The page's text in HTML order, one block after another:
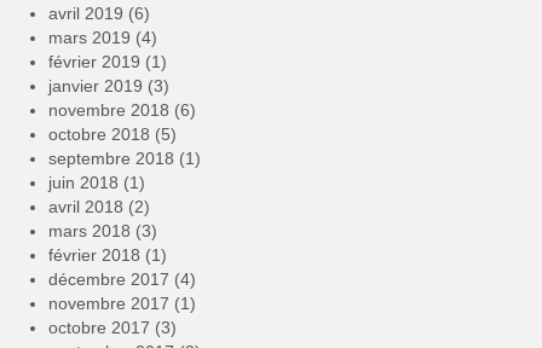
avril 2019 (6)
mars 2019 (4)
février 2019 (1)
janvier 2019 (3)
novembre 2018 (6)
octobre 2018 (5)
septembre 2018 (1)
juin 2018 (1)
avril 2018 (2)
mars 2018 (3)
février 2018 (1)
décembre 2017 (4)
novembre 2017 (1)
octobre 2017 (3)